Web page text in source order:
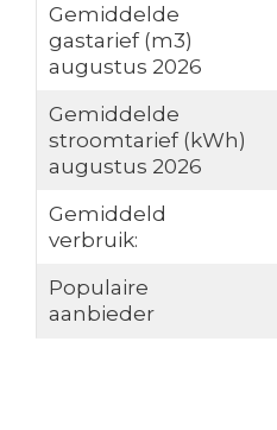
Gemiddelde
gastarief (m3)
augustus 2026
Gemiddelde
stroomtarief (kWh)
augustus 2026
Gemiddeld
verbruik:
Populaire
aanbieder